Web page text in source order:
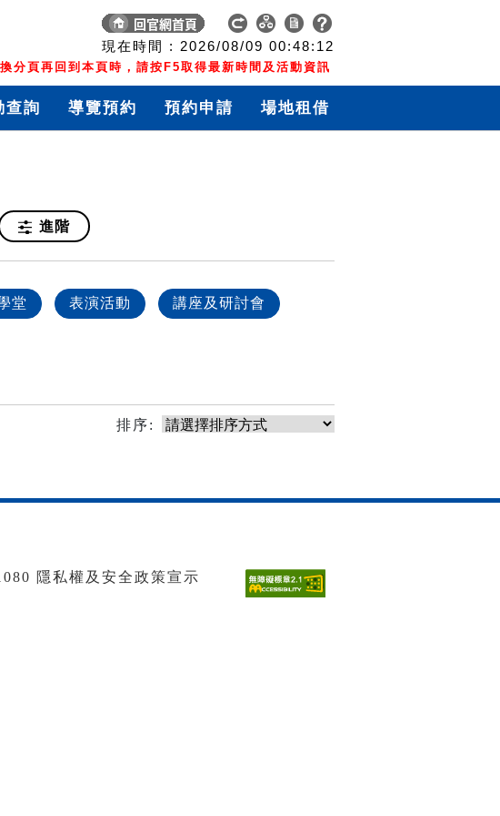
現在時間 : 2026/08/09 00:48:12
分頁再回到本頁時，請按F5取得最新時間及活動資訊
查詢 導覽預約 預約申請 場地租借
進階
堂 表演活動 講座及研討會
排序:
隱私權及安全政策宣示